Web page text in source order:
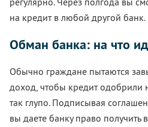
на кредит в любой другой банк.
Обман банка: на что
Обычно граждане пытаются
доход, чтобы кредит одобрили
так глупо. Подписывая
вы даете банку право